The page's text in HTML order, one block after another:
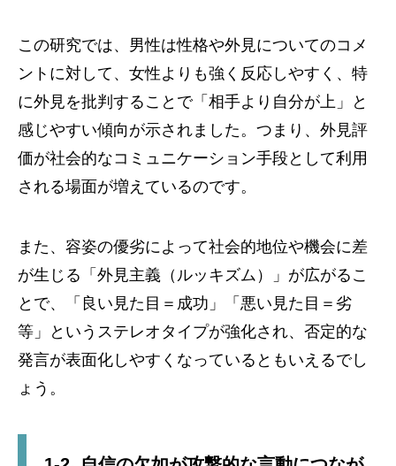
この研究では、男性は性格や外見についてのコメ
ントに対して、女性よりも強く反応しやすく、特
に外見を批判することで「相手より自分が上」と
感じやすい傾向が示されました。つまり、外見評
価が社会的なコミュニケーション手段として利用
される場面が増えているのです。
また、容姿の優劣によって社会的地位や機会に差
が生じる「外見主義（ルッキズム）」が広がるこ
とで、「良い見た目＝成功」「悪い見た目＝劣
等」というステレオタイプが強化され、否定的な
発言が表面化しやすくなっているともいえるでし
ょう。